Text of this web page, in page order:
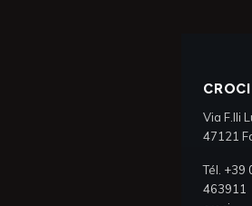
Via F.lli
47121
Tél. +39
463911